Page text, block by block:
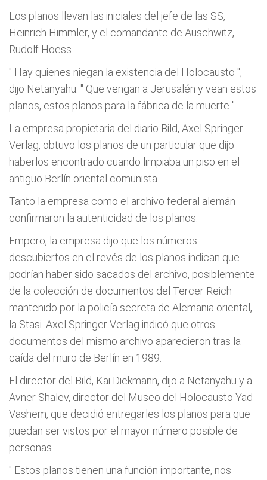
Los planos llevan las iniciales del jefe de las SS,
Heinrich Himmler, y el comandante de Auschwitz,
Rudolf Hoess.
" Hay quienes niegan la existencia del Holocausto ",
dijo Netanyahu. " Que vengan a Jerusalén y vean estos
planos, estos planos para la fábrica de la muerte ".
La empresa propietaria del diario Bild, Axel Springer
Verlag, obtuvo los planos de un particular que dijo
haberlos encontrado cuando limpiaba un piso en el
antiguo Berlín oriental comunista.
Tanto la empresa como el archivo federal alemán
confirmaron la autenticidad de los planos.
Empero, la empresa dijo que los números
descubiertos en el revés de los planos indican que
podrían haber sido sacados del archivo, posiblemente
de la colección de documentos del Tercer Reich
mantenido por la policía secreta de Alemania oriental,
la Stasi. Axel Springer Verlag indicó que otros
documentos del mismo archivo aparecieron tras la
caída del muro de Berlín en 1989.
El director del Bild, Kai Diekmann, dijo a Netanyahu y a
Avner Shalev, director del Museo del Holocausto Yad
Vashem, que decidió entregarles los planos para que
puedan ser vistos por el mayor número posible de
personas.
" Estos planos tienen una función importante, nos